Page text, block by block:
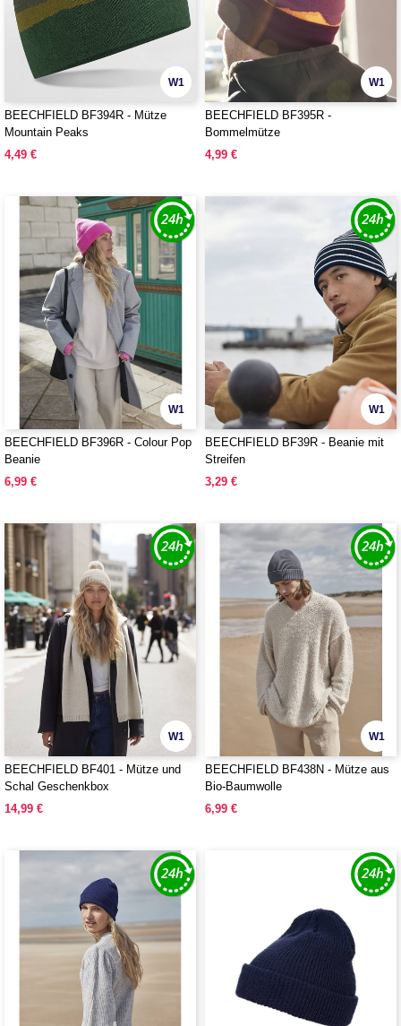
W1
BEECHFIELD BF394R - Mütze
Mountain Peaks
4,49 €
W1
BEECHFIELD BF395R -
Bommelmütze
4,99 €
W1
BEECHFIELD BF396R - Colour Pop
Beanie
6,99 €
W1
BEECHFIELD BF39R - Beanie mit
Streifen
3,29 €
W1
BEECHFIELD BF401 - Mütze und
Schal Geschenkbox
14,99 €
W1
BEECHFIELD BF438N - Mütze aus
Bio-Baumwolle
6,99 €